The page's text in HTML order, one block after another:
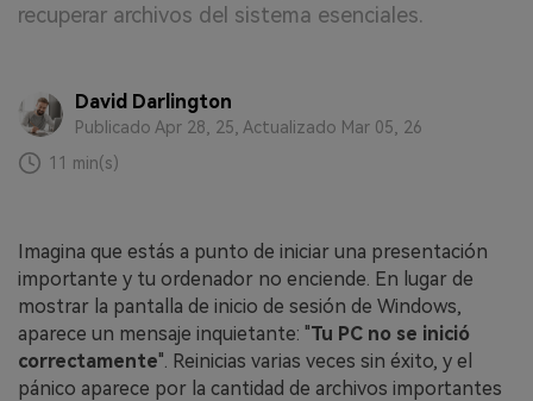
recuperar archivos del sistema esenciales.
David Darlington
Publicado Apr 28, 25, Actualizado Mar 05, 26
11 min(s)
Imagina que estás a punto de iniciar una presentación
importante y tu ordenador no enciende. En lugar de
mostrar la pantalla de inicio de sesión de Windows,
aparece un mensaje inquietante: "Tu PC no se inició
correctamente". Reinicias varias veces sin éxito, y el
pánico aparece por la cantidad de archivos importantes